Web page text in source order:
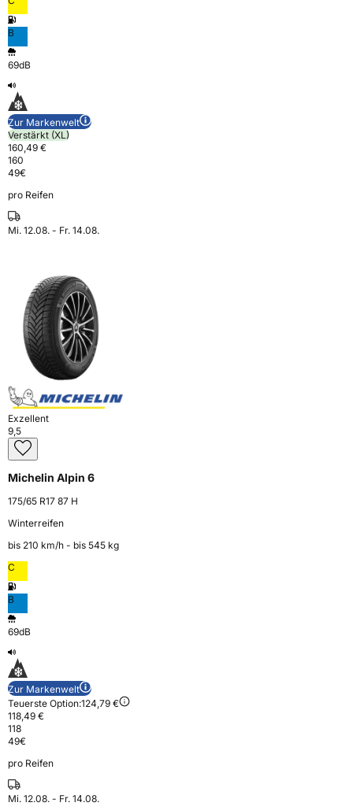
B
69dB
Zur Markenwelt
Verstärkt (XL)
160,49 €
160
49€
pro Reifen
Mi. 12.08. - Fr. 14.08.
Exzellent
9,5
Michelin Alpin 6
175/65 R17 87 H
Winterreifen
bis 210 km⁠/⁠h - bis 545 kg
C
B
69dB
Zur Markenwelt
Teuerste Option:124,79 €
118,49 €
118
49€
pro Reifen
Mi. 12.08. - Fr. 14.08.